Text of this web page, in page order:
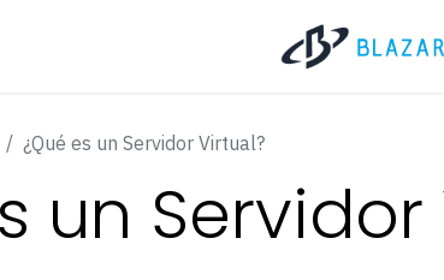
¿Qué es un Servidor Virtual?
un